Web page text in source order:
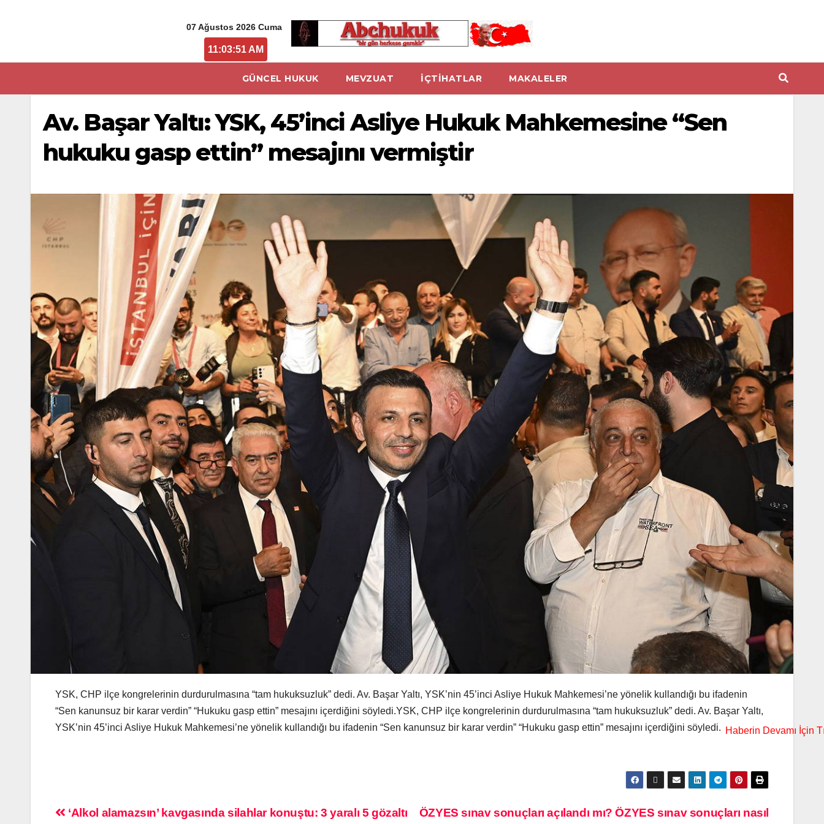
07 Ağustos 2026 Cuma
11:03:52 AM
GÜNCEL HUKUK MEVZUAT İÇTİHATLAR MAKALELER
Av. Başar Yaltı: YSK, 45’inci Asliye Hukuk Mahkemesine “Sen
hukuku gasp ettin” mesajını vermiştir
YSK, CHP ilçe kongrelerinin durdurulmasına “tam hukuksuzluk” dedi. Av. Başar Yaltı, YSK’nin 45’inci Asliye Hukuk Mahkemesi’ne yönelik kullandığı bu ifadenin
“Sen kanunsuz bir karar verdin” “Hukuku gasp ettin” mesajını içerdiğini söyledi.YSK, CHP ilçe kongrelerinin durdurulmasına “tam hukuksuzluk” dedi. Av. Başar Yaltı,
YSK’nin 45’inci Asliye Hukuk Mahkemesi’ne yönelik kullandığı bu ifadenin “Sen kanunsuz bir karar verdin” “Hukuku gasp ettin” mesajını içerdiğini söyledi.
ÖZYES sınav sonuçları açılandı mı? ÖZYES sınav sonuçları nasıl
‘Alkol alamazsın’ kavgasında silahlar konuştu: 3 yaralı 5 gözaltı